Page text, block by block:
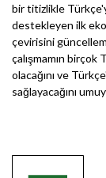
bir titizlikle
destekleyen ilk
çevirisini
çalışmamın birçok
olacağını ve
sağlayacağını